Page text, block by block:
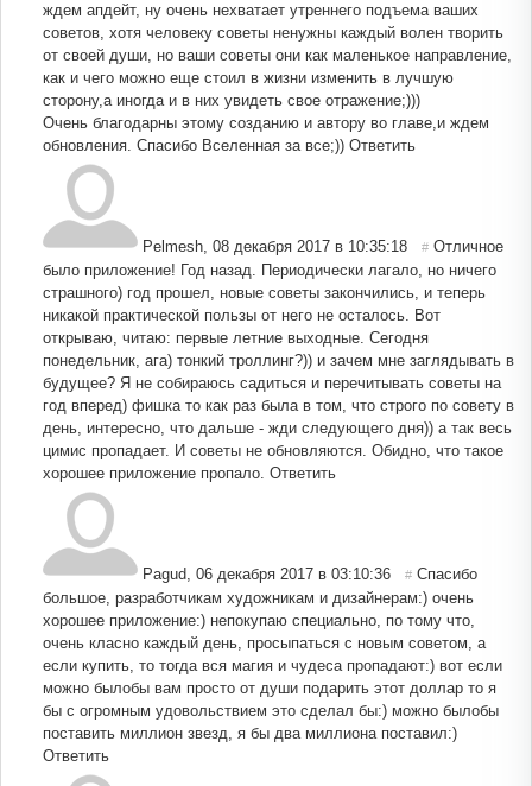
ждем апдейт, ну очень нехватает утреннего подъема ваших
советов, хотя человеку советы ненужны каждый волен творить
от своей души, но ваши советы они как маленькое направление,
как и чего можно еще стоил в жизни изменить в лучшую
сторону,а иногда и в них увидеть свое отражение;)))
Очень благодарны этому созданию и автору во главе,и ждем
обновления. Спасибо Вселенная за все;)) Ответить
Pelmesh, 08 декабря 2017 в 10:35:18 # Отличное
было приложение! Год назад. Периодически лагало, но ничего
страшного) год прошел, новые советы закончились, и теперь
никакой практической пользы от него не осталось. Вот
открываю, читаю: первые летние выходные. Сегодня
понедельник, ага) тонкий троллинг?)) и зачем мне заглядывать в
будущее? Я не собираюсь садиться и перечитывать советы на
год вперед) фишка то как раз была в том, что строго по совету в
день, интересно, что дальше - жди следующего дня)) а так весь
цимис пропадает. И советы не обновляются. Обидно, что такое
хорошее приложение пропало. Ответить
Pagud, 06 декабря 2017 в 03:10:36 # Спасибо
большое, разработчикам художникам и дизайнерам:) очень
хорошее приложение:) непокупаю специально, по тому что,
очень класно каждый день, просыпаться с новым советом, а
если купить, то тогда вся магия и чудеса пропадают:) вот если
можно былобы вам просто от души подарить этот доллар то я
бы с огромным удовольствием это сделал бы:) можно былобы
поставить миллион звезд, я бы два миллиона поставил:)
Ответить